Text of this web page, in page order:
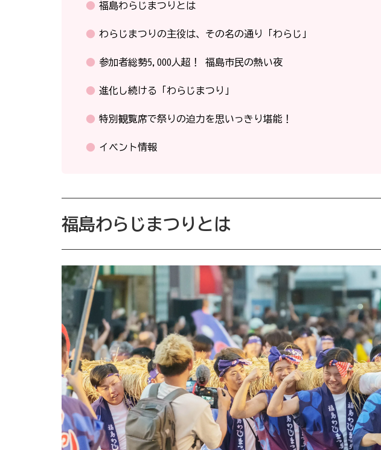
福島わらじまつりとは
わらじまつりの主役は、その名の通り「わらじ」
参加者総勢5,000人超！ 福島市民の熱い夜
進化し続ける「わらじまつり」
特別観覧席で祭りの迫力を思いっきり堪能！
イベント情報
福島わらじまつりとは